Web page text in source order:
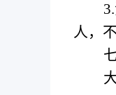
人，